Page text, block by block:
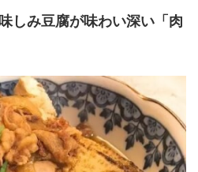
しみ豆腐が味わい深い「肉